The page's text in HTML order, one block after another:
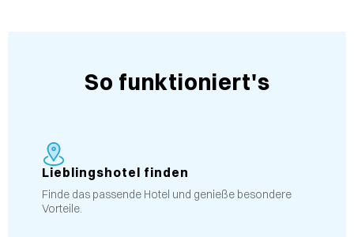
So funktioniert's
Lieblingshotel finden
Finde das passende Hotel und genieße besondere
Vorteile.